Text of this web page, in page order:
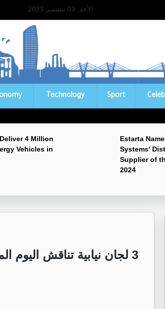
الأحد, 03 سبتمبر 2023
Technology Sport
4 Million
Vehicles in
Estarta
Systems'
Supplier of
2024
3 لجان نيابية تناقش اليوم الملكية العقارية والسياحة الوافدة والقطاع المائي